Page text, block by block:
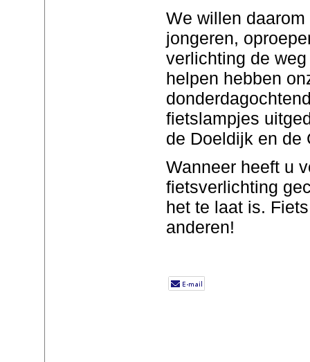
We willen
jongeren,
verlichting de
helpen hebben
fietslampjes
de Doeldijk en de
Wanneer heeft u
fietsverlichting
het te laat is.
anderen!